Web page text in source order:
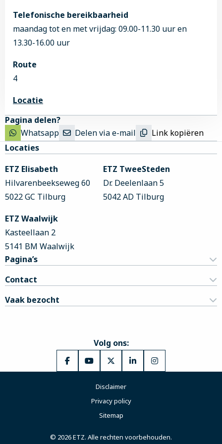
Als de bloedneuzen vaak voorkomen of moeilijk te
stoppen zijn, neem dan contact op met de KNO-
polikliniek voor verder onderzoek
Je ziet bloed in je speeksel of keel.
Als je één of meer van deze symptomen hebt,
polikliniek.
Telefonische bereikbaarheid
maandag tot en met vrijdag: 09.00-11.30 uur en
13.30-16.00 uur
Route
4
Locatie
Pagina delen?
Whatsapp
Delen via e-mail Link kopiëren
Site
footer
Locaties
ETZ Elisabeth
Hilvarenbeekseweg 60
5022 GC Tilburg
ETZ TweeSteden
Dr. Deelenlaan 5
5042 AD Tilburg
ETZ Waalwijk
Kasteellaan 2
5141 BM Waalwijk
Pagina’s
Contact
Vaak bezocht
Volg ons:
Ga
Facebook
Ga
YouTube
Ga
X
Ga
Ga
Disclaimer
Privacy policy
Sitemap
© 2026 ETZ. Alle rechten voorbehouden.